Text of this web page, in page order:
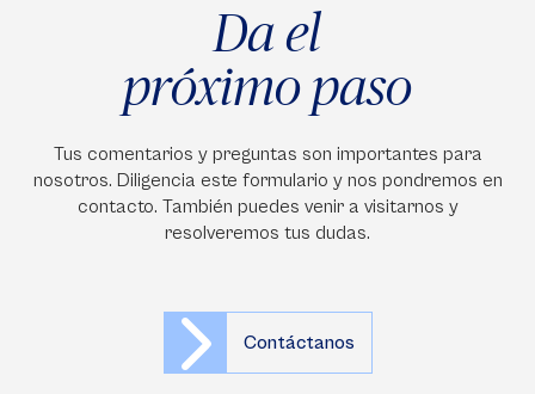
Da el
próximo paso
Tus comentarios y preguntas son importantes para
nosotros. Diligencia este formulario y nos pondremos en
contacto. También puedes venir a visitarnos y
resolveremos tus dudas.
Contáctanos